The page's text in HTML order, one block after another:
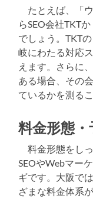
たとえば、「
らSEO会社TKT
でしょう。TKT
岐にわたる対応
えます。さらに
ある場合、その
ているかを測る
料金形態
料金形態をし
SEOやWebマー
ギです。大阪で
ざまな料金体系